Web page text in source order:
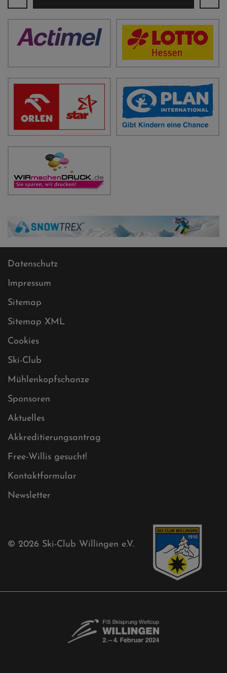
Datenschutz
Impressum
Sitemap
Sitemap XML
Cookies
Ski-Club
Mühlenkopfschanze
Sponsoren
Aktuelles
Akkreditierungsantrag
Free-Willis gesucht!
Kontaktformular
Newsletter
© 2026 Ski-Club Willingen e.V.